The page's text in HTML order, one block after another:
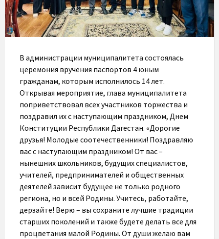
В администрации муниципалитета состоялась
церемония вручения паспортов 4 юным
гражданам, которым исполнилось 14 лет.
Открывая мероприятие, глава муниципалитета
поприветствовал всех участников торжества и
поздравил их с наступающим праздником, Днем
Конституции Республики Дагестан. «Дорогие
друзья! Молодые соотечественники! Поздравляю
вас с наступающим праздником! От вас –
нынешних школьников, будущих специалистов,
учителей, предпринимателей и общественных
деятелей зависит будущее не только родного
региона, но и всей Родины. Учитесь, работайте,
дерзайте! Верю – вы сохраните лучшие традиции
старших поколений и также будете делать все для
процветания малой Родины. От души желаю вам